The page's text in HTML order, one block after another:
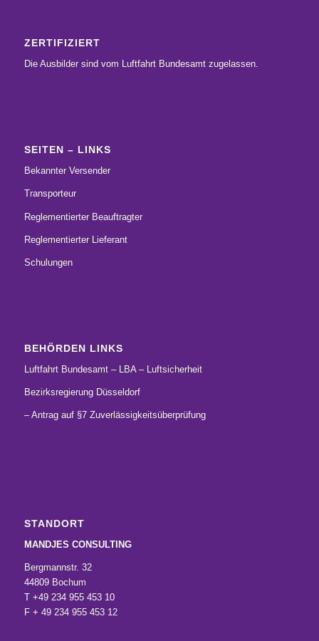
ZERTIFIZIERT
Die Ausbilder sind vom Luftfahrt Bundesamt zugelassen.
SEITEN – LINKS
Bekannter Versender
Transporteur
Reglementierter Beauftragter
Reglementierter Lieferant
Schulungen
BEHÖRDEN LINKS
Luftfahrt Bundesamt – LBA – Luftsicherheit
Bezirksregierung Düsseldorf
– Antrag auf §7 Zuverlässigkeitsüberprüfung
STANDORT
MANDJES CONSULTING
Bergmannstr. 32
44809 Bochum
T +49 234 955 453 10
F + 49 234 955 453 12